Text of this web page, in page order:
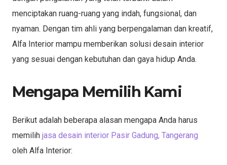
menciptakan ruang-ruang yang indah, fungsional, dan
nyaman. Dengan tim ahli yang berpengalaman dan kreatif,
Alfa Interior mampu memberikan solusi desain interior
yang sesuai dengan kebutuhan dan gaya hidup Anda.
Mengapa Memilih Kami
Berikut adalah beberapa alasan mengapa Anda harus
memilih jasa desain interior Pasir Gadung, Tangerang
oleh Alfa Interior: